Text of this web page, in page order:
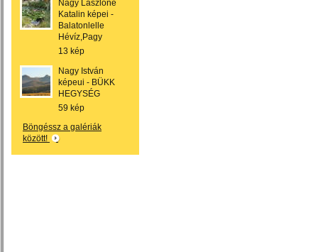
Nagy Lászlóné
Katalin képei -
Balatonlelle
Hévíz,Pagy
13 kép
Nagy István
képeui - BÜKK
HEGYSÉG
59 kép
Böngéssz a galériák
között!